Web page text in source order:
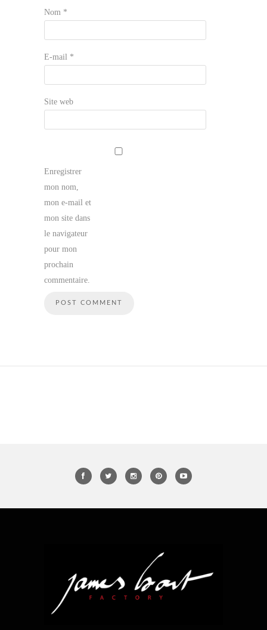
Nom *
E-mail *
Site web
Enregistrer
mon nom,
mon e-mail et
mon site dans
le navigateur
pour mon
prochain
commentaire.